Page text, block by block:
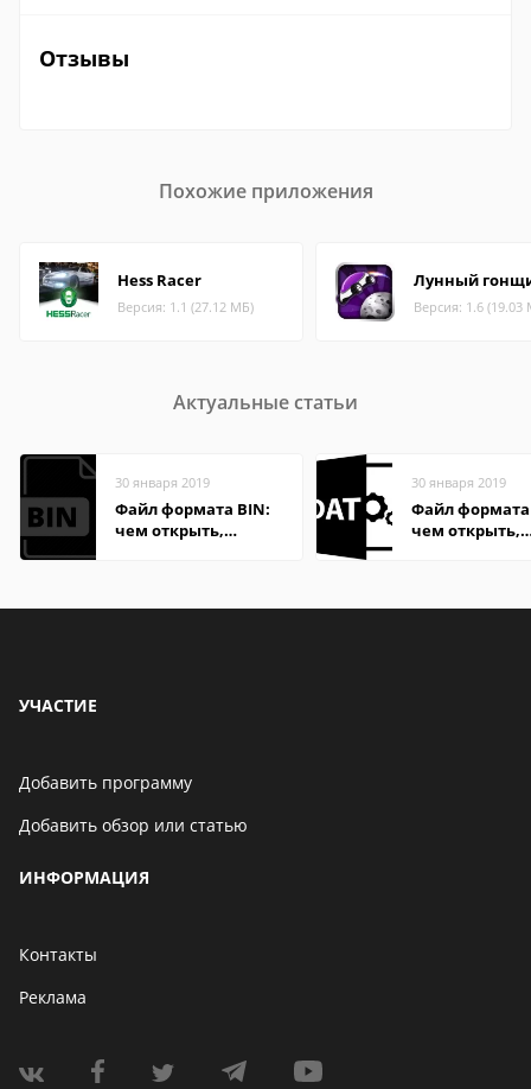
Отзывы
Похожие приложения
Hess Racer
Версия: 1.1 (27.12 МБ)
Лунный
Версия: 1.6 (19.03
Актуальные статьи
30 января 2019
Файл формата BIN:
чем открыть,
30 января 2019
Файл формата
чем открыть,
УЧАСТИЕ
Добавить программу
Добавить обзор или статью
ИНФОРМАЦИЯ
Контакты
Реклама